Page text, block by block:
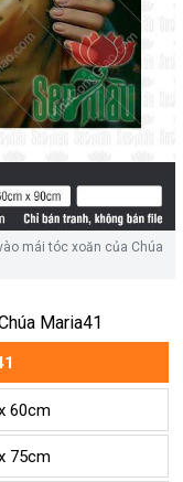
mái tóc xoăn của Chúa
Maria41
60cm
75cm